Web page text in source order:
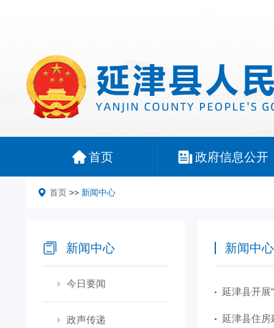
首页 政府信息公开
首页 >> 新闻中心
新闻中心
今日要闻
政声传递
新闻中心
延津县开展
延津县住房